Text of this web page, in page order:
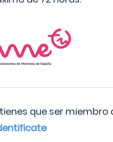
que ser miembro